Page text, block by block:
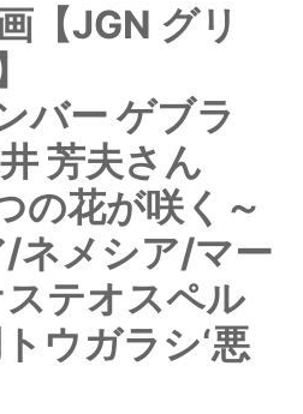
【JGN グリ
バー ゲブラ
芳夫さん
の花が咲く～
ネメシア/マー
テオスペル
ウガラシ‘悪